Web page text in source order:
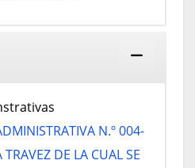
N.º 004-
DE LA CUAL SE